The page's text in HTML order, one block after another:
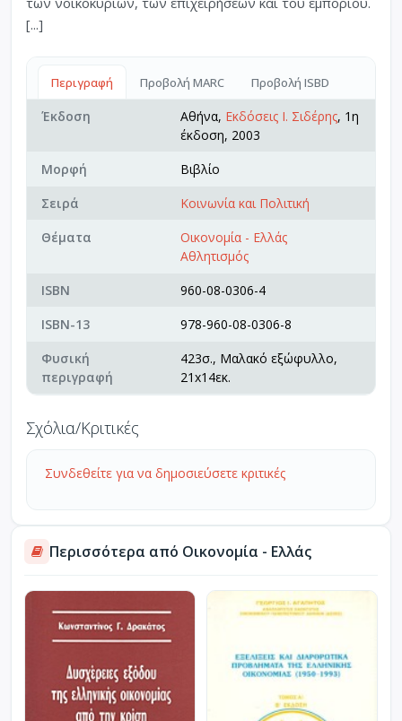
[...]
Περιγραφή Προβολή MARC Προβολή ISBD
Έκδοση Αθήνα, Εκδόσεις Ι. Σιδέρης, 1η
έκδοση, 2003
Μορφή
Βιβλίο
Σειρά
Κοινωνία και Πολιτική
Θέματα
Οικονομία - Ελλάς
Αθλητισμός
ISBN
960-08-0306-4
ISBN-13
978-960-08-0306-8
Φυσική
περιγραφή
423σ., Μαλακό εξώφυλλο,
21x14εκ.
Σχόλια/Κριτικές
Συνδεθείτε για να δημοσιεύσετε κριτικές
Περισσότερα από Οικονομία - Ελλάς